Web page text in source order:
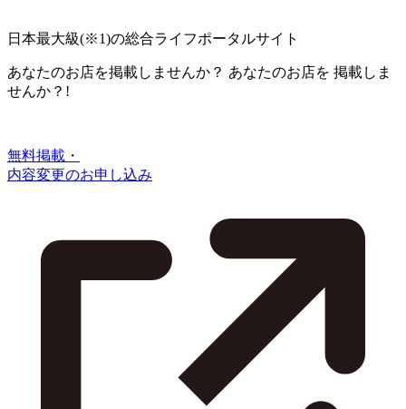
日本最大級(※1)の総合ライフポータルサイト
あなたのお店を掲載しませんか？ あなたのお店を 掲載しま
せんか？!
無料掲載・
内容変更のお申し込み